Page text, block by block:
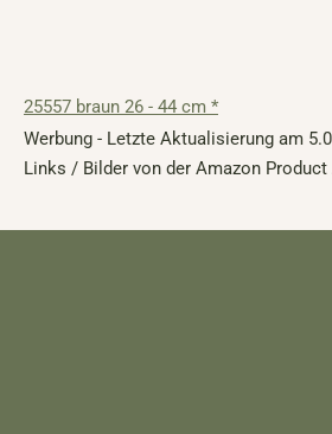
25557 braun 26 - 44 cm *
Werbung - Letzte Aktualisierung am
Links / Bilder von der Amazon